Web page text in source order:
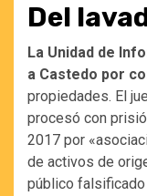
Del
La Unidad de
a Castedo por
propiedades. El
procesó con
2017 por
de activos de
público